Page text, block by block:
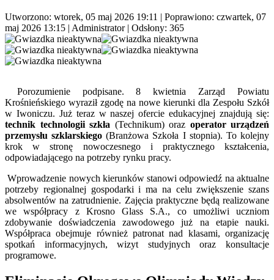
Utworzono: wtorek, 05 maj 2026 19:11 | Poprawiono: czwartek, 07
maj 2026 13:15 | Administrator| Odsłony: 365
Porozumienie podpisane. 8 kwietnia Zarząd Powiatu
Krośnieńskiego wyraził zgodę na nowe kierunki dla Zespołu Szkół
w Iwoniczu. Już teraz w naszej ofercie edukacyjnej znajdują się:
technik technologii szkła (Technikum) oraz operator urządzeń
przemysłu szklarskiego (Branżowa Szkoła I stopnia). To kolejny
krok w stronę nowoczesnego i praktycznego kształcenia,
odpowiadającego na potrzeby rynku pracy.
Wprowadzenie nowych kierunków stanowi odpowiedź na aktualne
potrzeby regionalnej gospodarki i ma na celu zwiększenie szans
absolwentów na zatrudnienie. Zajęcia praktyczne będą realizowane
we współpracy z Krosno Glass S.A., co umożliwi uczniom
zdobywanie doświadczenia zawodowego już na etapie nauki.
Współpraca obejmuje również patronat nad klasami, organizację
spotkań informacyjnych, wizyt studyjnych oraz konsultacje
programowe.